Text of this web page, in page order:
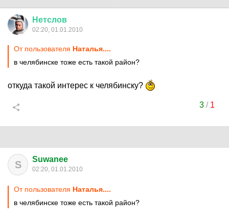
Нетслов
02:20, 01.01.2010
От пользователя Наталья....
в челябинске тоже есть такой район?
откуда такой интерес к челябинску?
3/ 1
S Suwanee
02:20, 01.01.2010
От пользователя Наталья....
в челябинске тоже есть такой район?